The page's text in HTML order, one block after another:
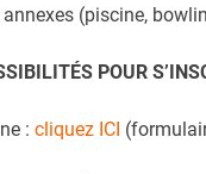
(piscine,
POUR
:cliquez ICI